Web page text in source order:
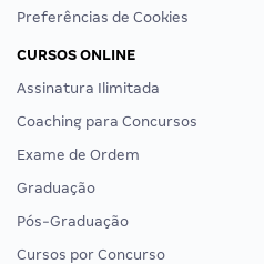
Preferências de Cookies
CURSOS ONLINE
Assinatura Ilimitada
Coaching para Concursos
Exame de Ordem
Graduação
Pós-Graduação
Cursos por Concurso